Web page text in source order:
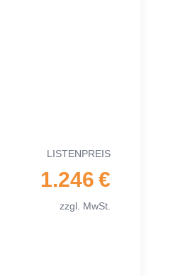
LIS­TEN­PREIS
1.246 €
zzgl. MwSt.